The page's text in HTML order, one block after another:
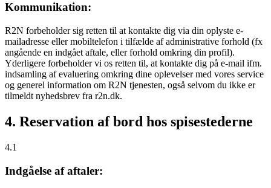
Kommunikation:
R2N forbeholder sig retten til at kontakte dig via din oplyste e-
mailadresse eller mobiltelefon i tilfælde af administrative forhold (fx
angående en indgået aftale, eller forhold omkring din profil).
Yderligere forbeholder vi os retten til, at kontakte dig på e-mail ifm.
indsamling af evaluering omkring dine oplevelser med vores service
og generel information om R2N tjenesten, også selvom du ikke er
tilmeldt nyhedsbrev fra r2n.dk.
4. Reservation af bord hos spisestederne
4.1
Indgåelse af aftaler: